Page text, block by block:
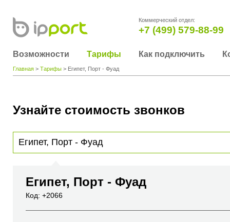
Коммерческий отдел:
+7 (499) 579-88-99
Возможности Тарифы Как подключить
Главная > Тарифы > Египет, Порт - Фуад
Узнайте стоимость звонков
Египет, Порт - Фуад
Код: +2066